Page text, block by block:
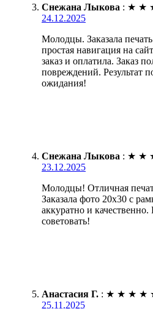
Снежана Лыкова : ★ ★
24.12.2025
Молодцы. Заказала
простая навигация на
заказ и оплатила. Заказ
повреждений. Результат
ожидания!
Снежана Лыкова : ★ ★
23.12.2025
Молодцы! Отличная
Заказала фото 20х30 с
аккуратно и
советовать!
Анастасия Г. : ★ ★ ★ ★
25.11.2025